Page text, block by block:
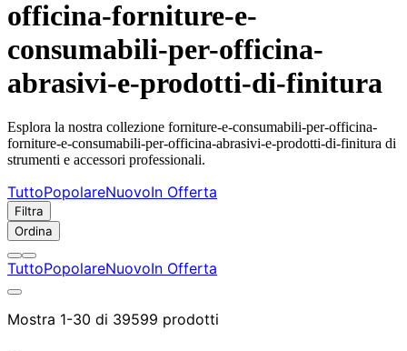
officina-forniture-e-
consumabili-per-officina-
abrasivi-e-prodotti-di-finitura
Esplora la nostra collezione forniture-e-consumabili-per-officina-
forniture-e-consumabili-per-officina-abrasivi-e-prodotti-di-finitura di
strumenti e accessori professionali.
TuttoPopolareNuovoIn Offerta
Filtra
Ordina
TuttoPopolareNuovoIn Offerta
Mostra 1-30 di 39599 prodotti